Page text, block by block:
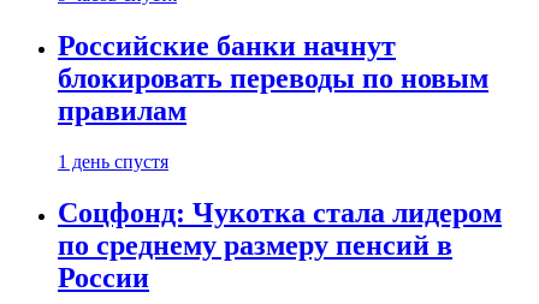
Российские банки начнут
блокировать переводы по новым
правилам
1 день спустя
Соцфонд: Чукотка стала лидером
по среднему размеру пенсий в
России